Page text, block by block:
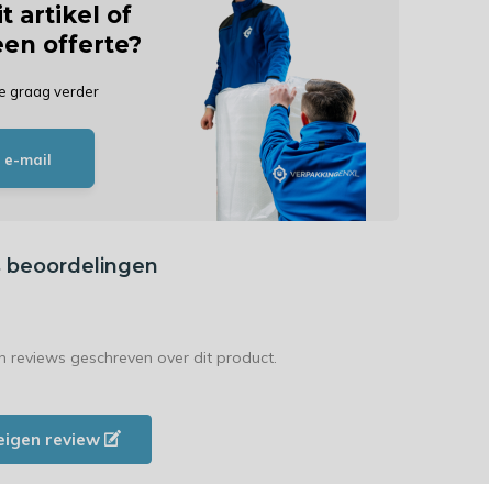
artikel of
offerte?
graag verder
e-mail
beoordelingen
reviews geschreven over dit product.
review